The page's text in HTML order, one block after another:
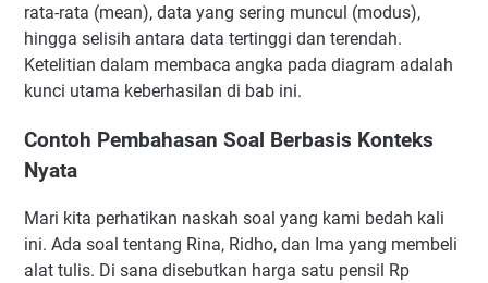
rata-rata (mean), data yang sering muncul (modus),
hingga selisih antara data tertinggi dan terendah.
Ketelitian dalam membaca angka pada diagram adalah
kunci utama keberhasilan di bab ini.
Contoh Pembahasan Soal Berbasis Konteks
Nyata
Mari kita perhatikan naskah soal yang kami bedah kali
ini. Ada soal tentang Rina, Ridho, dan Ima yang membeli
alat tulis. Di sana disebutkan harga satu pensil Rp